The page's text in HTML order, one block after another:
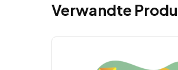
Verwandte